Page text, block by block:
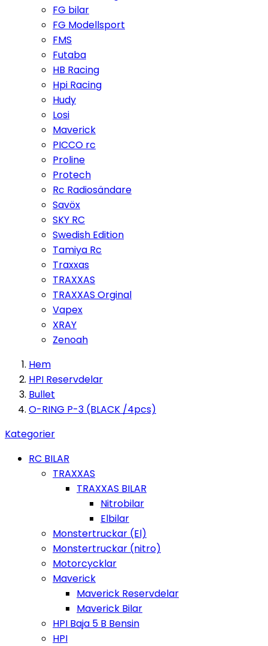
FG bilar
FG Modellsport
FMS
Futaba
HB Racing
Hpi Racing
Hudy
Losi
Maverick
PICCO rc
Proline
Protech
Rc Radiosändare
Savöx
SKY RC
Swedish Edition
Tamiya Rc
Traxxas
TRAXXAS
TRAXXAS Orginal
Vapex
XRAY
Zenoah
Hem
HPI Reservdelar
Bullet
O-RING P-3 (BLACK /4pcs)
Kategorier
RC BILAR
TRAXXAS
TRAXXAS BILAR
Nitrobilar
Elbilar
Monstertruckar (El)
Monstertruckar (nitro)
Motorcycklar
Maverick
Maverick Reservdelar
Maverick Bilar
HPI Baja 5 B Bensin
HPI